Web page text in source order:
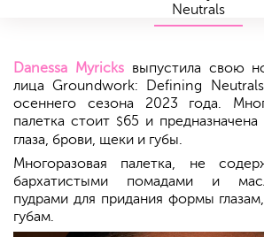
Danessa Myricksвыпустила свою
лица Groundwork: Defining
осеннего сезона 2023 года.
палетка стоит $65 и
глаза, брови, щеки и губы.
Многоразовая палетка, не
бархатистыми помадами и
пудрами для придания формы
губам.